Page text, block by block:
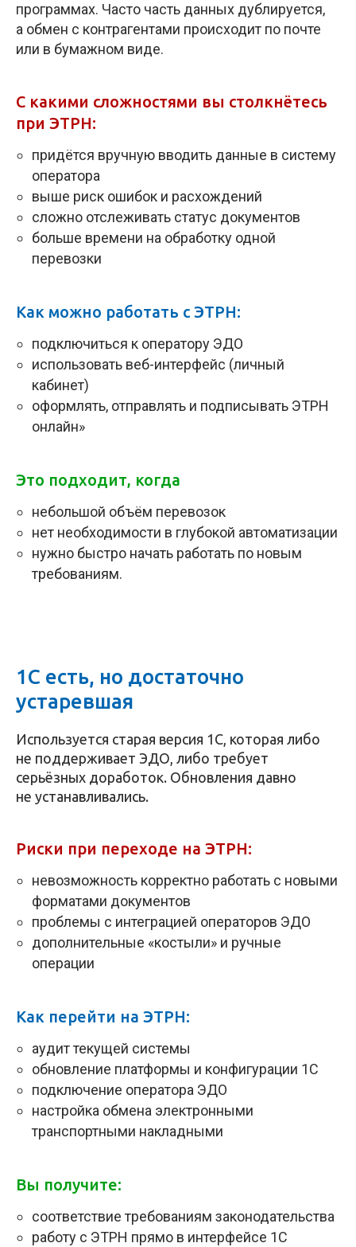
программах. Часто часть данных дублируется,
а обмен с контрагентами происходит по почте
или в бумажном виде.
С какими сложностями вы столкнётесь
при ЭТРН:
придётся вручную вводить данные в систему
оператора
выше риск ошибок и расхождений
сложно отслеживать статус документов
больше времени на обработку одной
перевозки
Как можно работать с ЭТРН:
подключиться к оператору ЭДО
использовать веб-интерфейс (личный
кабинет)
оформлять, отправлять и подписывать ЭТРН
онлайн»
Это подходит, когда
небольшой объём перевозок
нет необходимости в глубокой автоматизации
нужно быстро начать работать по новым
требованиям.
1С есть, но достаточно
устаревшая
Используется старая версия 1С, которая либо
не поддерживает ЭДО, либо требует
серьёзных доработок. Обновления давно
не устанавливались.
Риски при переходе на ЭТРН:
невозможность корректно работать с новыми
форматами документов
проблемы с интеграцией операторов ЭДО
дополнительные «костыли» и ручные
операции
Как перейти на ЭТРН:
аудит текущей системы
обновление платформы и конфигурации 1С
подключение оператора ЭДО
настройка обмена электронными
транспортными накладными
Вы получите:
соответствие требованиям законодательства
работу с ЭТРН прямо в интерфейсе 1С